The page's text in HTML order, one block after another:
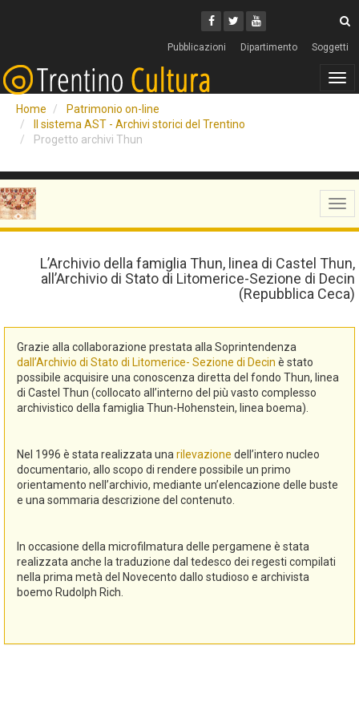
Facebook
Twitter
Youtube
Pubblicazioni Dipartimento Soggetti
Home
Patrimonio on-line
Il sistema AST - Archivi storici del Trentino
Progetto archivi Thun
L’Archivio della famiglia Thun, linea di Castel Thun,
all’Archivio di Stato di Litomerice-Sezione di Decin
(Repubblica Ceca)
Grazie alla collaborazione prestata alla Soprintendenza
dall’Archivio di Stato di Litomerice- Sezione di Decin è stato
possibile acquisire una conoscenza diretta del fondo Thun, linea
di Castel Thun (collocato all’interno del più vasto complesso
archivistico della famiglia Thun-Hohenstein, linea boema).
Nel 1996 è stata realizzata una rilevazione dell’intero nucleo
documentario, allo scopo di rendere possibile un primo
orientamento nell’archivio, mediante un’elencazione delle buste
e una sommaria descrizione del contenuto.
In occasione della microfilmatura delle pergamene è stata
realizzata anche la traduzione dal tedesco dei regesti compilati
nella prima metà del Novecento dallo studioso e archivista
boemo Rudolph Rich.